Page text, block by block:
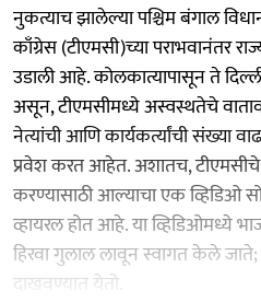
नुकत्याच झालेल्या पश्चिम बंगाल
काँग्रेस (टीएमसी)च्या पराभवानंतर
उडाली आहे. कोलकात्यापासून ते
असून, टीएमसीमध्ये अस्वस्थतेचे
नेत्यांची आणि कार्यकर्त्यांची
प्रवेश करत आहेत. अशातच, टीएमसीचे
करण्यासाठी आल्याचा एक व्हिडिओ
व्हायरल होत आहे. या व्हिडिओमध्ये
हिरवा गुलाल लावून स्वागत केले जाते;
दाखवण्यात येतो.